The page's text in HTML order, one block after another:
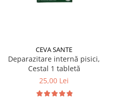
CEVA SANTE
Deparazitare internă pisici,
Cestal 1 tabletă
25,00 Lei